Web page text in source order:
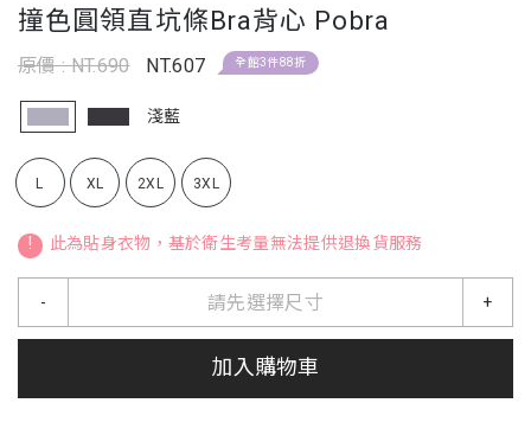
撞色圓領直坑條Bra背心 Pobra
原價 : NT.690 NT.607 全館3件88折
淺藍
L XL 2XL 3XL
! 此為貼身衣物，基於衛生考量無法提供退換貨服務
請先選擇尺寸
- +
加入購物車